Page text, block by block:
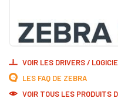
VOIR LES DRIVERS /
LES FAQ DE ZEBRA
VOIR TOUS LES PRODUITS